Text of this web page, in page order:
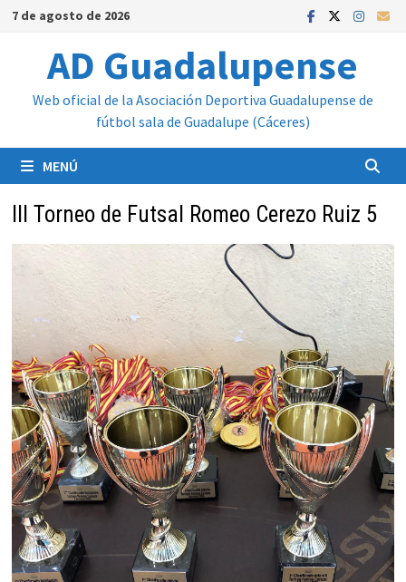
Saltar
contenido
7 de agosto de 2026
AD Guadalupense
Web oficial de la Asociación Deportiva Guadalupense de
fútbol sala de Guadalupe (Cáceres)
MENÚ
III Torneo de Futsal Romeo Cerezo Ruiz 5